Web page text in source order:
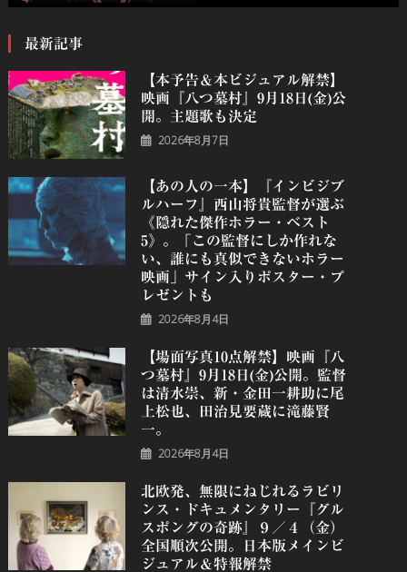
最新記事
【本予告＆本ビジュアル解禁】
映画『八つ墓村』9月18日(金)公
開。主題歌も決定
2026年8月7日
【あの人の一本】『インビジブ
ルハーフ』⻄⼭将貴監督が選ぶ
《隠れた傑作ホラー・ベスト
5》。「この監督にしか作れな
い、誰にも真似できないホラー
映画」サイン入りポスター・プ
レゼントも
2026年8月4日
【場面写真10点解禁】映画『八
つ墓村』9月18日(金)公開。監督
は清水崇、新・金田一耕助に尾
上松也、田治見要蔵に滝藤賢
一。
2026年8月4日
北欧発、無限にねじれるラビリ
ンス・ドキュメンタリー『グル
スポングの奇跡』９／４（金）
全国順次公開。日本版メインビ
ジュアル＆特報解禁